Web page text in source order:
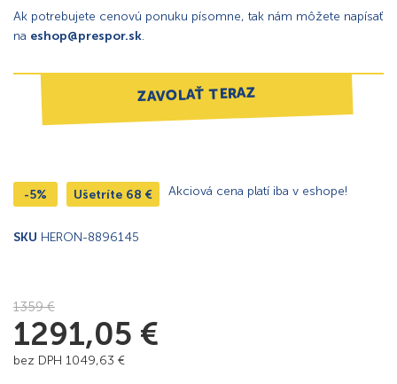
Ak potrebujete cenovú ponuku písomne, tak nám môžete napísať
na eshop@prespor.sk.
ZAVOLAŤ TERAZ
-5% Ušetríte 68 € Akciová cena platí iba v eshope!
SKU HERON-8896145
1359€
1291,05 €
bez DPH 1049,63 €